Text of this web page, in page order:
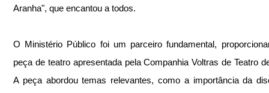
Aranha", que encantou a todos.
O Ministério Público foi um parceiro fundamental,
peça de teatro apresentada pela Companhia Voltras de Teatro
A peça abordou temas relevantes, como a importância da